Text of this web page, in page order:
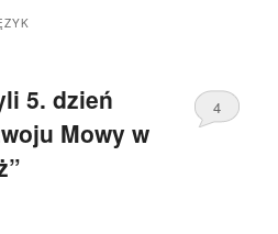
5. dzień
Mowy w
4